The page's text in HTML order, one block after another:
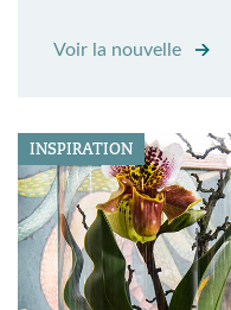
Voir la nouvelle
INSPIRATION